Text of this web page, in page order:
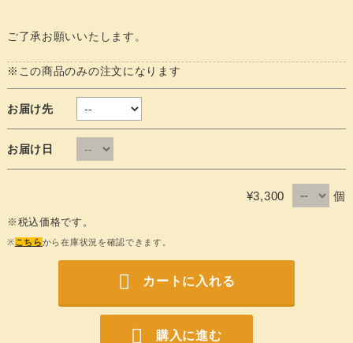
ご了承お願いいたします。
※この商品のみの注文になります
お届け先
お届け日
¥3,300 個
※税込価格です。
※こちらから在庫状況を確認できます。
カートに入れる
購入に進む